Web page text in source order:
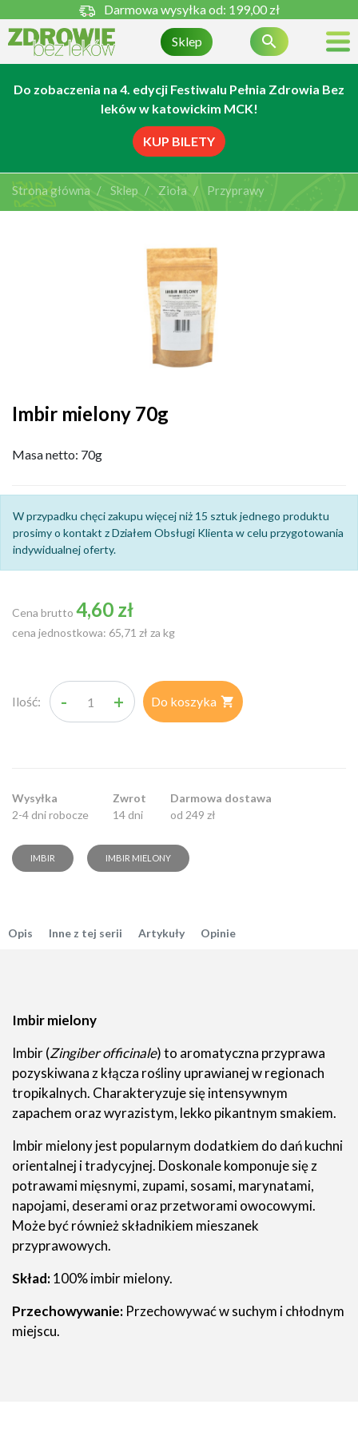
Darmowa wysyłka od: 199,00 zł
Sklep 
Do zobaczenia na 4. edycji Festiwalu Pełnia Zdrowia Bez
leków w katowickim MCK!
KUP BILETY
Strona główna Sklep Zioła Przyprawy
Imbir mielony 70g
Masa netto: 70g
W przypadku chęci zakupu więcej niż 15 sztuk jednego produktu
prosimy o kontakt z Działem Obsługi Klienta w celu przygotowania
indywidualnej oferty.
Cena brutto 4,60 zł
cena jednostkowa: 65,71 zł za kg
Ilość: - + Do koszyka 
Wysyłka
2-4 dni robocze
Zwrot
14 dni
Darmowa dostawa
od 249 zł
IMBIR IMBIR MIELONY
Opis Inne z tej serii Artykuły Opinie
Imbir mielony
Imbir (Zingiber officinale) to aromatyczna przyprawa
pozyskiwana z kłącza rośliny uprawianej w regionach
tropikalnych. Charakteryzuje się intensywnym
zapachem oraz wyrazistym, lekko pikantnym smakiem.
Imbir mielony jest popularnym dodatkiem do dań kuchni
orientalnej i tradycyjnej. Doskonale komponuje się z
potrawami mięsnymi, zupami, sosami, marynatami,
napojami, deserami oraz przetworami owocowymi.
Może być również składnikiem mieszanek
przyprawowych.
Skład:100% imbir mielony.
Przechowywanie: Przechowywać w suchym i chłodnym
miejscu.